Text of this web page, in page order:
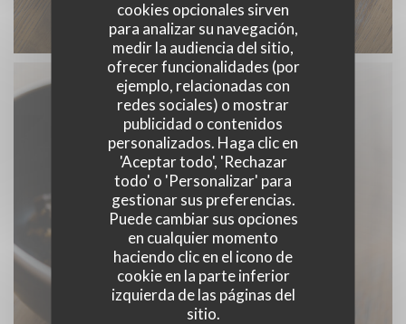
cookies opcionales sirven
para analizar su navegación,
medir la audiencia del sitio,
ofrecer funcionalidades (por
ejemplo, relacionadas con
redes sociales) o mostrar
publicidad o contenidos
personalizados. Haga clic en
'Aceptar todo', 'Rechazar
todo' o 'Personalizar' para
gestionar sus preferencias.
Puede cambiar sus opciones
en cualquier momento
haciendo clic en el icono de
cookie en la parte inferior
izquierda de las páginas del
sitio.